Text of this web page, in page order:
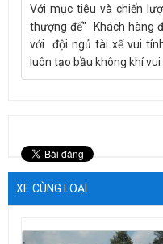
Với mục tiêu và chiến
thượng đế" Khách hàng
với đội ngủ tài xế vui
luôn tạo bầu không khí
XE CÙNG LOẠI